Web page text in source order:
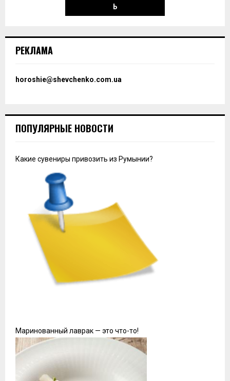
Ь
РЕКЛАМА
horoshie@shevchenko.com.ua
ПОПУЛЯРНЫЕ НОВОСТИ
Какие сувениры привозить из Румынии?
Маринованный лаврак — это что-то!